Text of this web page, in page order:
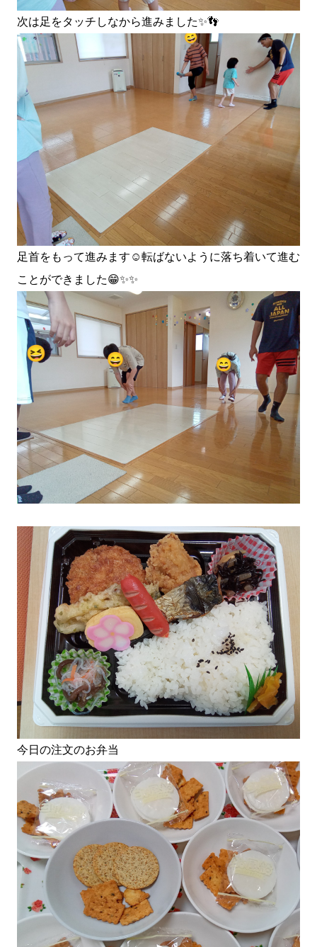
次は足をタッチしなから進みました✨👣
足首をもって進みます☺️転ばないように落ち着いて進む
ことができました😁✨✨
今日の注文のお弁当